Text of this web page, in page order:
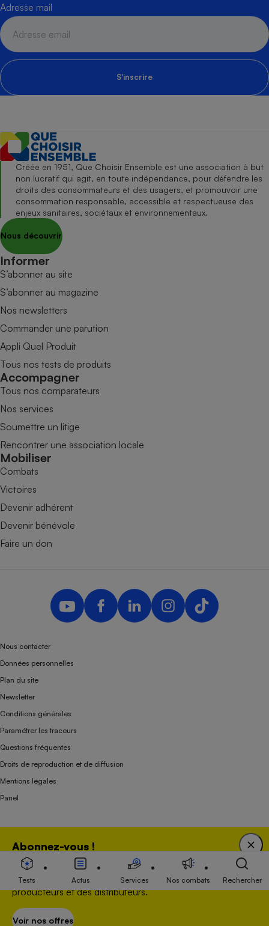
Adresse mail
S'inscrire
Abonnez-vous !
Bénéficiez d'une expertise unique tout en soutenant
une association 100 % indépendante de l'Etat, des
producteurs et des distributeurs.
Voir nos offres
Créée en 1951, Que Choisir Ensemble est une association à but
non lucratif qui agit, en toute indépendance, pour défendre les
droits des consommateurs et des usagers, et promouvoir une
consommation responsable, accessible et respectueuse des
enjeux sanitaires, sociétaux et environnementaux.
Nous découvrir
Informer
S’abonner au site
S’abonner au magazine
Nos newsletters
Commander une parution
Appli Quel Produit
Tous nos tests de produits
Accompagner
Tous nos comparateurs
Nos services
Soumettre un litige
Rencontrer une association locale
Mobiliser
Combats
Victoires
Devenir adhérent
Devenir bénévole
Faire un don
Nous contacter
Données personnelles
Plan du site
Newsletter
Conditions générales
Paramétrer les traceurs
Questions fréquentes
Droits de reproduction et de diffusion
Mentions légales
Panel
Association indépendante de l’État, des syndicats, des producteurs et des
distributeurs depuis 1951.
Tests Actus Services Nos combats Rechercher